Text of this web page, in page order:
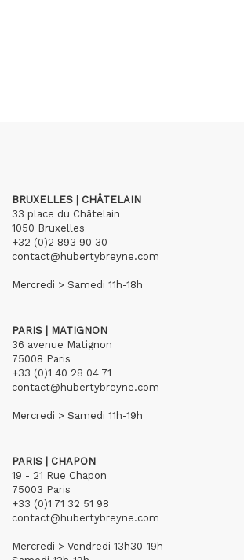
BRUXELLES | CHÂTELAIN
33 place du Châtelain
1050 Bruxelles
+32 (0)2 893 90 30
contact@hubertybreyne.com
Mercredi > Samedi 11h-18h
PARIS | MATIGNON
36 avenue Matignon
75008 Paris
+33 (0)1 40 28 04 71
contact@hubertybreyne.com
Mercredi > Samedi 11h-19h
PARIS | CHAPON
19 - 21 Rue Chapon
75003 Paris
+33 (0)1 71 32 51 98
contact@hubertybreyne.com
Mercredi > Vendredi 13h30-19h